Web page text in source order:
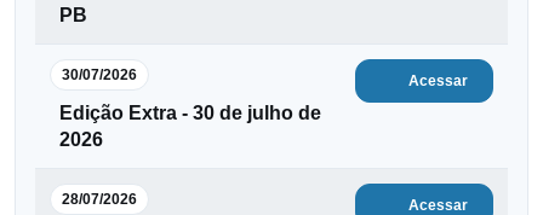
PB
30/07/2026
Edição Extra - 30 de julho de
2026
Acessar
28/07/2026 Acessar